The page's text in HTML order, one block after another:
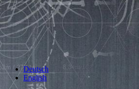
Deutsch
English